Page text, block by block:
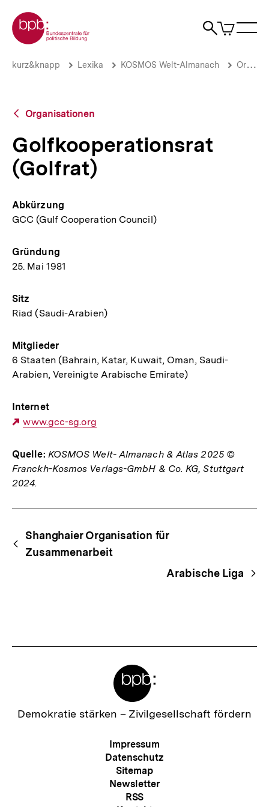
zum
Seiteninhalt
springen
Zur Startseite der bpb
Suche
Artikel
im
Golfkooperationsrat
Brotkrümelnavigation
Pfadnavigation
kurz&knapp Lexika KOSMOS Welt-Almanach Organisationen
Zurück
Übersicht
Organisationen
Golfkooperationsrat
(Golfrat)
Abkürzung
GCC (Gulf Cooperation Council)
Gründung
25. Mai 1981
Sitz
Riad (Saudi-Arabien)
Mitglieder
6 Staaten (Bahrain, Katar, Kuwait, Oman, Saudi-
Arabien, Vereinigte Arabische Emirate)
Internet
Externer
www.gcc-sg.org
Quelle: KOSMOS Welt- Almanach & Atlas 2025 ©
Franckh-Kosmos Verlags-GmbH & Co. KG, Stuttgart
2024.
Begriffsnavigation
Content-
Navigation
Shanghaier Organisation für
Zusammenarbeit
Arabische Liga
Zur
Demokratie stärken – Zivilgesellschaft fördern
Meta-
Navigation
Impressum
Datenschutz
Sitemap
Newsletter
RSS